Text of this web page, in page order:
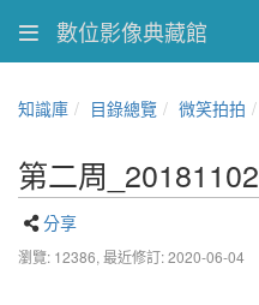
數位影像典藏館
知識庫 目錄總覽 微笑拍拍
第二周_20181102
分享
瀏覽: 12386, 最近修訂: 2020-06-04